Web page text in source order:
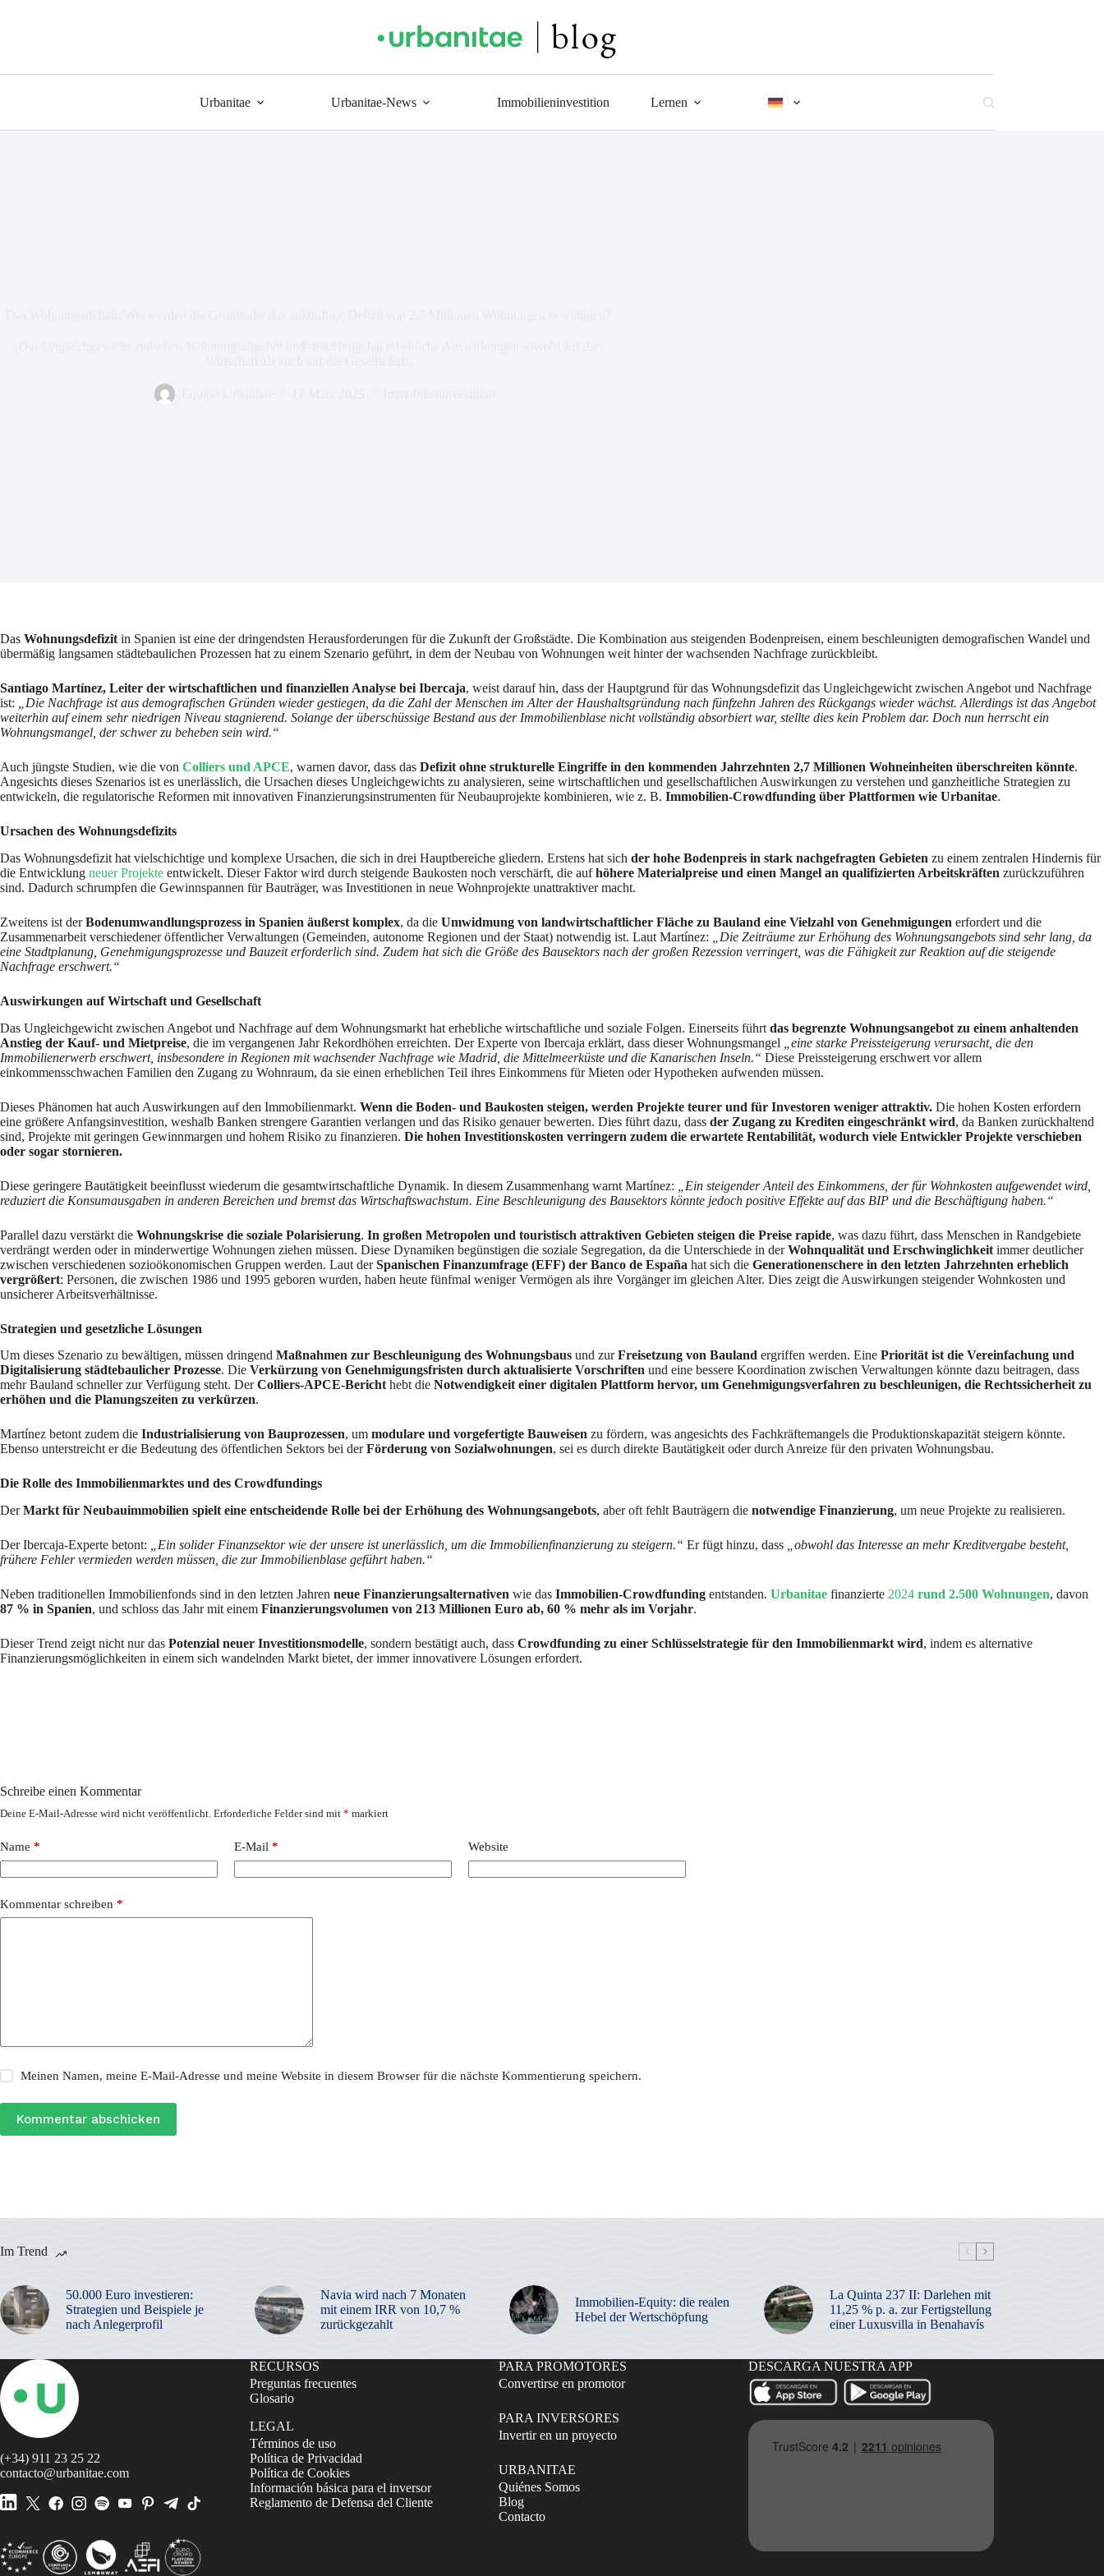
Urbanitae Urbanitae-News Immobilieninvestition Lernen
Das Wohnungsdefizit in Spanien ist eine der dringendsten Herausforderungen für die Zukunft der Großstädte. Die Kombination aus steigenden Bodenpreisen, einem beschleunigten demografischen Wandel und
übermäßig langsamen städtebaulichen Prozessen hat zu einem Szenario geführt, in dem der Neubau von Wohnungen weit hinter der wachsenden Nachfrage zurückbleibt.
Santiago Martínez, Leiter der wirtschaftlichen und finanziellen Analyse bei Ibercaja, weist darauf hin, dass der Hauptgrund für das Wohnungsdefizit das Ungleichgewicht zwischen Angebot und Nachfrage
ist:
„Die Nachfrage ist aus demografischen Gründen wieder gestiegen, da die Zahl der Menschen im Alter der Haushaltsgründung nach fünfzehn Jahren des Rückgangs wieder wächst. Allerdings ist das Angebot
weiterhin auf einem sehr niedrigen Niveau stagnierend. Solange der überschüssige Bestand aus der Immobilienblase nicht vollständig absorbiert war, stellte dies kein Problem dar. Doch nun herrscht ein
Wohnungsmangel, der schwer zu beheben sein wird.“
Auch jüngste Studien, wie die von Colliers und APCE, warnen davor, dass das Defizit ohne strukturelle Eingriffe in den kommenden Jahrzehnten 2,7 Millionen Wohneinheiten überschreiten könnte.
Angesichts dieses Szenarios ist es unerlässlich, die Ursachen dieses Ungleichgewichts zu analysieren, seine wirtschaftlichen und gesellschaftlichen Auswirkungen zu verstehen und ganzheitliche Strategien zu
entwickeln, die regulatorische Reformen mit innovativen Finanzierungsinstrumenten für Neubauprojekte kombinieren, wie z. B. Immobilien-Crowdfunding über Plattformen wie Urbanitae.
Ursachen des Wohnungsdefizits
Das Wohnungsdefizit hat vielschichtige und komplexe Ursachen, die sich in drei Hauptbereiche gliedern. Erstens hat sich der hohe Bodenpreis in stark nachgefragten Gebieten zu einem zentralen Hindernis für
die Entwicklung neuer Projekte entwickelt. Dieser Faktor wird durch steigende Baukosten noch verschärft, die aufhöhere Materialpreise und einen Mangel an qualifizierten Arbeitskräften zurückzuführen
sind. Dadurch schrumpfen die Gewinnspannen für Bauträger, was Investitionen in neue Wohnprojekte unattraktiver macht.
Zweitens ist derBodenumwandlungsprozess in Spanien äußerst komplex, da die Umwidmung von landwirtschaftlicher Fläche zu Bauland eine Vielzahl von Genehmigungen erfordert und die
Zusammenarbeit verschiedener öffentlicher Verwaltungen (Gemeinden, autonome Regionen und der Staat) notwendig ist. Laut Martínez:
„Die Zeiträume zur Erhöhung des Wohnungsangebots sind sehr lang, da
eine Stadtplanung, Genehmigungsprozesse und Bauzeit erforderlich sind. Zudem hat sich die Größe des Bausektors nach der großen Rezession verringert, was die Fähigkeit zur Reaktion auf die steigende
Nachfrage erschwert.“
Auswirkungen auf Wirtschaft und Gesellschaft
Das Ungleichgewicht zwischen Angebot und Nachfrage auf dem Wohnungsmarkt hat erhebliche wirtschaftliche und soziale Folgen. Einerseits führt das begrenzte Wohnungsangebot zu einem anhaltenden
Anstieg der Kauf- und Mietpreise, die im vergangenen Jahr Rekordhöhen erreichten. Der Experte von Ibercaja erklärt, dass dieser Wohnungsmangel
„eine starke Preissteigerung verursacht, die den
Immobilienerwerb erschwert, insbesondere in Regionen mit wachsender Nachfrage wie Madrid, die Mittelmeerküste und die Kanarischen Inseln.“ Diese Preissteigerung erschwert vor allem
einkommensschwachen Familien den Zugang zu Wohnraum, da sie einen erheblichen Teil ihres Einkommens für Mieten oder Hypotheken aufwenden müssen.
Dieses Phänomen hat auch Auswirkungen auf den Immobilienmarkt. Wenn die Boden- und Baukosten steigen, werden Projekte teurer und für Investoren weniger attraktiv. Die hohen Kosten erfordern
eine größere Anfangsinvestition, weshalb Banken strengere Garantien verlangen und das Risiko genauer bewerten. Dies führt dazu, dass der Zugang zu Krediten eingeschränkt wird, da Banken zurückhaltend
sind, Projekte mit geringen Gewinnmargen und hohem Risiko zu finanzieren. Die hohen Investitionskosten verringern zudem die erwartete Rentabilität, wodurch viele Entwickler Projekte verschieben
oder sogar stornieren.
Diese geringere Bautätigkeit beeinflusst wiederum die gesamtwirtschaftliche Dynamik. In diesem Zusammenhang warnt Martínez:
„Ein steigender Anteil des Einkommens, der für Wohnkosten aufgewendet wird,
reduziert die Konsumausgaben in anderen Bereichen und bremst das Wirtschaftswachstum. Eine Beschleunigung des Bausektors könnte jedoch positive Effekte auf das BIP und die Beschäftigung haben.“
Parallel dazu verstärkt die Wohnungskrise die soziale Polarisierung. In großen Metropolen und touristisch attraktiven Gebieten steigen die Preise rapide, was dazu führt, dass Menschen in Randgebiete
verdrängt werden oder in minderwertige Wohnungen ziehen müssen. Diese Dynamiken begünstigen die soziale Segregation, da die Unterschiede in derWohnqualität und Erschwinglichkeit immer deutlicher
zwischen verschiedenen sozioökonomischen Gruppen werden. Laut derSpanischen Finanzumfrage (EFF) der Banco de España hat sich die Generationenschere in den letzten Jahrzehnten erheblich
vergrößert: Personen, die zwischen 1986 und 1995 geboren wurden, haben heute fünfmal weniger Vermögen als ihre Vorgänger im gleichen Alter. Dies zeigt die Auswirkungen steigender Wohnkosten und
unsicherer Arbeitsverhältnisse.
Strategien und gesetzliche Lösungen
Um dieses Szenario zu bewältigen, müssen dringend Maßnahmen zur Beschleunigung des Wohnungsbaus und zurFreisetzung von Bauland ergriffen werden. Eine Priorität ist die Vereinfachung und
Digitalisierung städtebaulicher Prozesse. Die Verkürzung von Genehmigungsfristen durch aktualisierte Vorschriften und eine bessere Koordination zwischen Verwaltungen könnte dazu beitragen, dass
mehr Bauland schneller zur Verfügung steht. DerColliers-APCE-Bericht hebt die Notwendigkeit einer digitalen Plattform hervor, um Genehmigungsverfahren zu beschleunigen, die Rechtssicherheit zu
erhöhen und die Planungszeiten zu verkürzen.
Martínez betont zudem die Industrialisierung von Bauprozessen, um modulare und vorgefertigte Bauweisen zu fördern, was angesichts des Fachkräftemangels die Produktionskapazität steigern könnte.
Ebenso unterstreicht er die Bedeutung des öffentlichen Sektors bei derFörderung von Sozialwohnungen, sei es durch direkte Bautätigkeit oder durch Anreize für den privaten Wohnungsbau.
Die Rolle des Immobilienmarktes und des Crowdfundings
DerMarkt für Neubauimmobilien spielt eine entscheidende Rolle bei der Erhöhung des Wohnungsangebots, aber oft fehlt Bauträgern die notwendige Finanzierung, um neue Projekte zu realisieren.
Der Ibercaja-Experte betont: „Ein solider Finanzsektor wie der unsere ist unerlässlich, um die Immobilienfinanzierung zu steigern.“ Er fügt hinzu, dass
„obwohl das Interesse an mehr Kreditvergabe besteht,
frühere Fehler vermieden werden müssen, die zur Immobilienblase geführt haben.“
Neben traditionellen Immobilienfonds sind in den letzten Jahren neue Finanzierungsalternativen wie das Immobilien-Crowdfunding entstanden. Urbanitae finanzierte 2024 rund 2.500 Wohnungen, davon
87 % in Spanien, und schloss das Jahr mit einem Finanzierungsvolumen von 213 Millionen Euro ab, 60 % mehr als im Vorjahr.
Dieser Trend zeigt nicht nur das Potenzial neuer Investitionsmodelle, sondern bestätigt auch, dass Crowdfunding zu einer Schlüsselstrategie für den Immobilienmarkt wird, indem es alternative
Finanzierungsmöglichkeiten in einem sich wandelnden Markt bietet, der immer innovativere Lösungen erfordert.
Schreibe einen Kommentar
Deine E-Mail-Adresse wird nicht veröffentlicht. Erforderliche Felder sind mit * markiert
Name * E-Mail * Website
Kommentar schreiben *
Meinen Namen, meine E-Mail-Adresse und meine Website in diesem Browser für die nächste Kommentierung speichern.
Kommentar abschicken
Im Trend
50.000 Euro investieren:
Strategien und Beispiele je
nach Anlegerprofil
Navia wird nach 7 Monaten
mit einem IRR von 10,7 %
zurückgezahlt
Immobilien-Equity: die realen
Hebel der Wertschöpfung
La Quinta 237 II: Darlehen mit
11,25 % p. a. zur Fertigstellung
einer Luxusvilla in Benahavís
(+34) 911 23 25 22
contacto@urbanitae.com
RECURSOS
Preguntas frecuentes
Glosario
LEGAL
Términos de uso
Política de Privacidad
Política de Cookies
Información básica para el inversor
Reglamento de Defensa del Cliente
PARA PROMOTORES
Convertirse en promotor
PARA INVERSORES
Invertir en un proyecto
URBANITAE
Quiénes Somos
Blog
Contacto
DESCARGA NUESTRA APP